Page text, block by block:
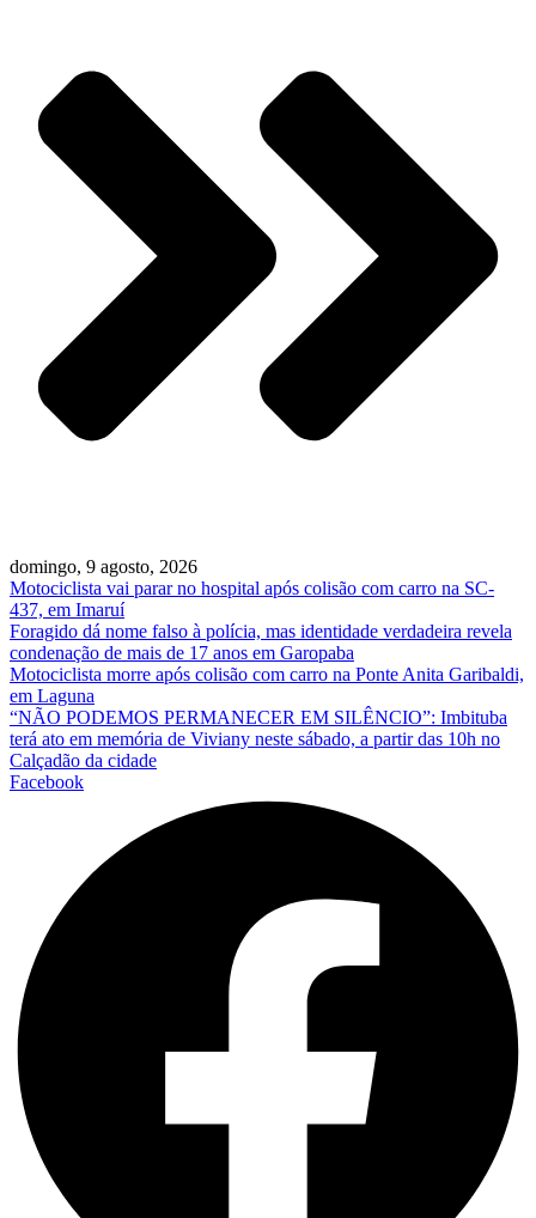
domingo, 9 agosto, 2026
Motociclista vai parar no hospital após colisão com carro na SC-
437, em Imaruí
Foragido dá nome falso à polícia, mas identidade verdadeira revela
condenação de mais de 17 anos em Garopaba
Motociclista morre após colisão com carro na Ponte Anita Garibaldi,
em Laguna
“NÃO PODEMOS PERMANECER EM SILÊNCIO”: Imbituba
terá ato em memória de Viviany neste sábado, a partir das 10h no
Calçadão da cidade
Facebook